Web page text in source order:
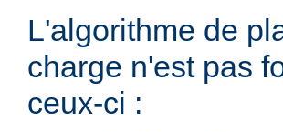
L'algorithme de
charge n'est pas
ceux-ci :